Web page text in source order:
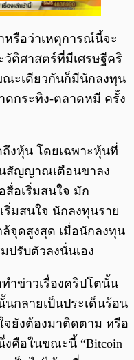
รือว่าเหตุการณ์นี้จะ
วัติศาสตร์ที่มีเศรษฐีคริ
ะเดียวกันก็มีนักลงทุน
กระทิง-ตลาดหมี ครั้ง
งหุ้น โดยเฉพาะหุ้นที่
สัญญาณเตือนขาลง
สื่อเริ่มสนใจ มัก
มสนใจ นักลงทุนราย
จุดสูงสุด เมื่อนักลงทุน
ปรับตัวลงนั่นเอง
ำข่าวเรื่องคริปโตนั้น
กลายเป็นประเด็นร้อน
ยังต้องมาติดตาม หรือ
คือในขณะนี้ “Bitcoin